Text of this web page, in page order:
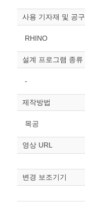
사용 기자재 및 공구
RHINO
설계 프로그램 종류
-
제작방법
목공
영상 URL
변경 보조기기